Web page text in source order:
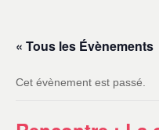
« Tous les Évènements
Cet évènement est passé.